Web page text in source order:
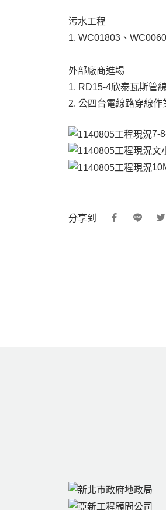
污水工程
1. WC01803、
外部廠商進場
1. RD15-4欣泰瓦斯管
2. 公四台電線路穿線作
7-
文
分享到